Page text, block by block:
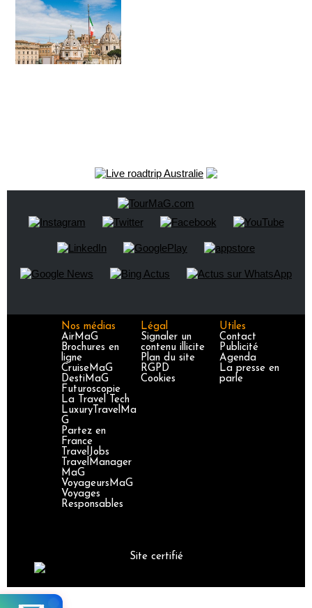
Nos médias
AirMaG
Brochures en
ligne
CruiseMaG
DestiMaG
Futuroscopie
La Travel Tech
LuxuryTravelMa
G
Partez en
France
TravelJobs
TravelManager
MaG
VoyageursMaG
Voyages
Responsables
Légal
Signaler un
contenu illicite
Plan du site
RGPD
Cookies
Utiles
Contact
Publicité
Agenda
La presse en
parle
Site certifié